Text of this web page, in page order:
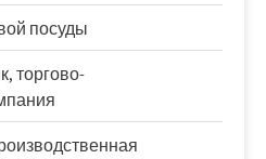
посуды
торгово-